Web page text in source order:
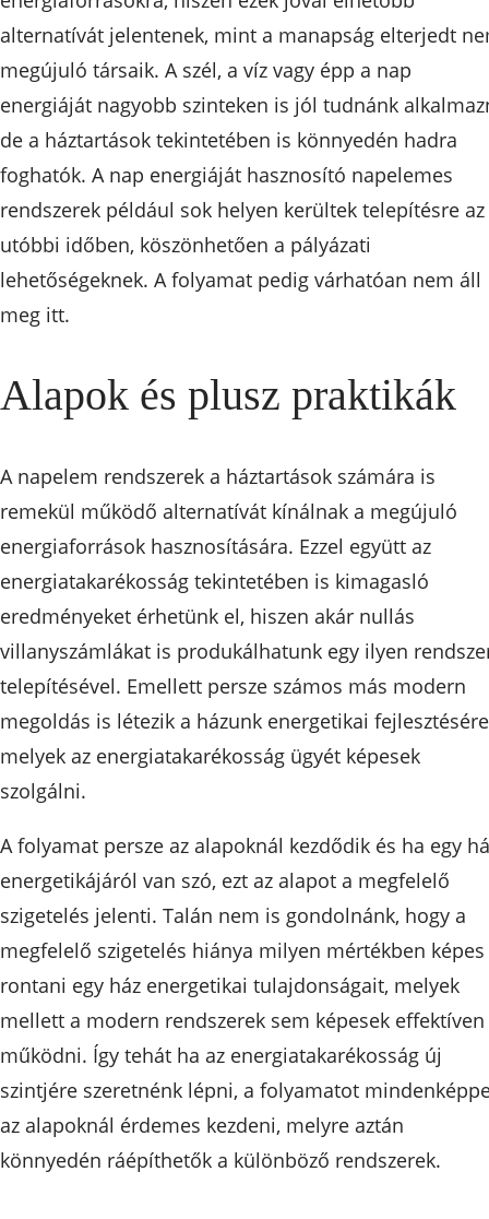
alternatívát jelentenek, mint a manapság elterjedt
megújuló társaik. A szél, a víz vagy épp a nap
energiáját nagyobb szinteken is jól tudnánk
de a háztartások tekintetében is könnyedén hadra
foghatók. A nap energiáját hasznosító napelemes
rendszerek például sok helyen kerültek telepítésre az
utóbbi időben, köszönhetően a pályázati
lehetőségeknek. A folyamat pedig várhatóan nem áll
meg itt.
Alapok és plusz praktikák
A napelem rendszerek a háztartások számára is
remekül működő alternatívát kínálnak a megújuló
energiaforrások hasznosítására. Ezzel együtt az
energiatakarékosság tekintetében is kimagasló
eredményeket érhetünk el, hiszen akár nullás
villanyszámlákat is produkálhatunk egy ilyen
telepítésével. Emellett persze számos más modern
megoldás is létezik a házunk energetikai
melyek az energiatakarékosság ügyét képesek
szolgálni.
A folyamat persze az alapoknál kezdődik és ha egy
energetikájáról van szó, ezt az alapot a megfelelő
szigetelés jelenti. Talán nem is gondolnánk, hogy a
megfelelő szigetelés hiánya milyen mértékben képes
rontani egy ház energetikai tulajdonságait, melyek
mellett a modern rendszerek sem képesek effektíven
működni. Így tehát ha az energiatakarékosság új
szintjére szeretnénk lépni, a folyamatot
az alapoknál érdemes kezdeni, melyre aztán
könnyedén ráépíthetők a különböző rendszerek.